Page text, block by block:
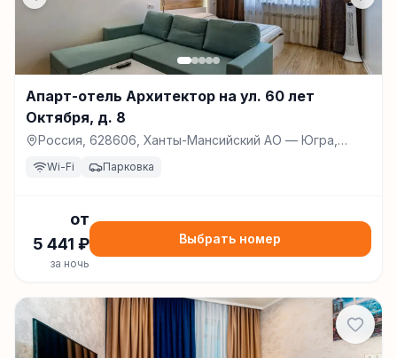
Апарт-отель Архитектор на ул. 60 лет
Октября, д. 8
Россия, 628606, Ханты-Мансийский АО — Югра,
Нижневартовск
Wi-Fi Парковка
от
5 441 ₽
за ночь
Выбрать номер